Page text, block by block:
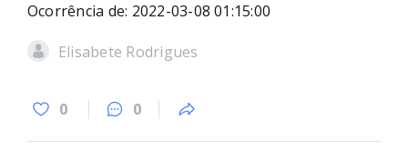
Ocorrência de: 2022-03-08 01:15:00
Elisabete Rodrigues
0 0